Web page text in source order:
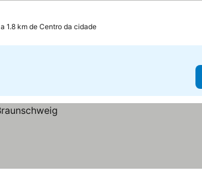
a 1.8 km de Centro da cidade